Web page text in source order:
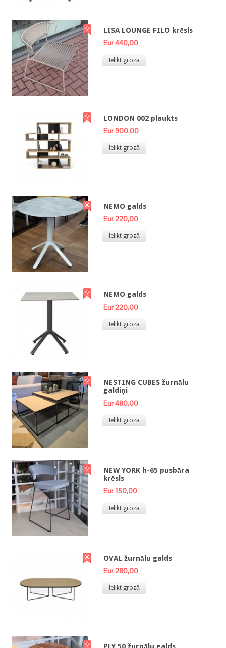
LISA LOUNGE FILO krēsls
Eur 440,00
Ielikt grozā
LONDON 002 plaukts
Eur 900,00
Ielikt grozā
NEMO galds
Eur 220,00
Ielikt grozā
NEMO galds
Eur 220,00
Ielikt grozā
NESTING CUBES žurnālu
galdiņi
Eur 480,00
Ielikt grozā
NEW YORK h-65 pusbāra
krēsls
Eur 150,00
Ielikt grozā
OVAL žurnālu galds
Eur 280,00
Ielikt grozā
PLY 50 žurnālu galds